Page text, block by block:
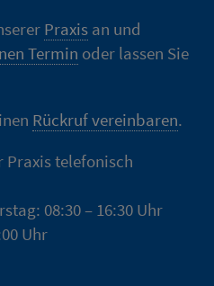
Praxis an und
Termin oder lassen Sie
Rückruf vereinbaren.
Praxis telefonisch
08:30 – 16:30 Uhr
Uhr